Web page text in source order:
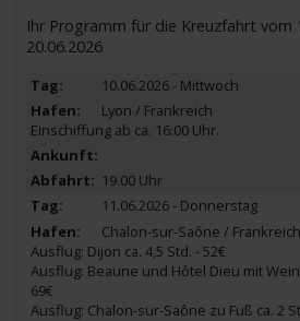
Ihr Programm für die Kreuzfahrt vom
20.06.2026
10.06.2026 - Mittwoch
Lyon / Frankreich
Einschiffung ab ca. 16:00 Uhr.
19.00 Uhr
11.06.2026 - Donnerstag
Chalon-sur-Saône / Frankreich
Ausflug: Dijon ca. 4,5 Std. - 52€
Ausflug: Beaune und Hôtel Dieu mit
69€
Ausflug: Chalon-sur-Saône zu Fuß ca. 2